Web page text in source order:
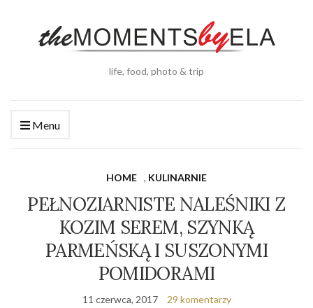
life, food, photo & trip
Menu
HOME , KULINARNIE
PEŁNOZIARNISTE NALEŚNIKI Z
KOZIM SEREM, SZYNKĄ
PARMEŃSKĄ I SUSZONYMI
POMIDORAMI
11 czerwca, 2017 29 komentarzy